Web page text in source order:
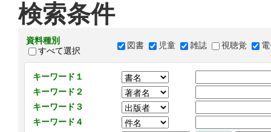
検索条件
資料種別
すべて選択
図書 児童 雑誌 視聴覚
キーワード１
キーワード２
キーワード３
キーワード４